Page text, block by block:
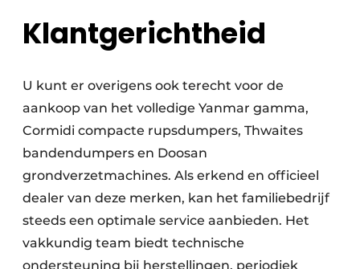
Klantgerichtheid
U kunt er overigens ook terecht voor de
aankoop van het volledige Yanmar gamma,
Cormidi compacte rupsdumpers, Thwaites
bandendumpers en Doosan
grondverzetmachines. Als erkend en officieel
dealer van deze merken, kan het familiebedrijf
steeds een optimale service aanbieden. Het
vakkundig team biedt technische
ondersteuning bij herstellingen, periodiek